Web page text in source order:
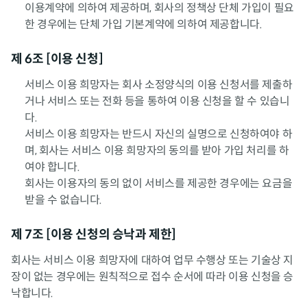
이용계약에 의하여 제공하며, 회사의 정책상 단체 가입이 필요
한 경우에는 단체 가입 기본계약에 의하여 제공합니다.
제 6조 [이용 신청]
서비스 이용 희망자는 회사 소정양식의 이용 신청서를 제출하
거나 서비스 또는 전화 등을 통하여 이용 신청을 할 수 있습니
다.
서비스 이용 희망자는 반드시 자신의 실명으로 신청하여야 하
며, 회사는 서비스 이용 희망자의 동의를 받아 가입 처리를 하
여야 합니다.
회사는 이용자의 동의 없이 서비스를 제공한 경우에는 요금을
받을 수 없습니다.
제 7조 [이용 신청의 승낙과 제한]
회사는 서비스 이용 희망자에 대하여 업무 수행상 또는 기술상 지
장이 없는 경우에는 원칙적으로 접수 순서에 따라 이용 신청을 승
낙합니다.